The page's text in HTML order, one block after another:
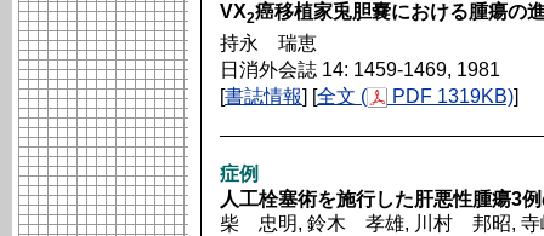
VX2癌移植家兎胆嚢における腫瘍の
持永 瑞恵
日消外会誌 14: 1459-1469, 1981
[書誌情報] [全文 ( PDF 1319KB)]
症例
人工栓塞術を施行した肝悪性腫瘍3
柴 忠明, 鈴木 孝雄, 川村 邦昭,